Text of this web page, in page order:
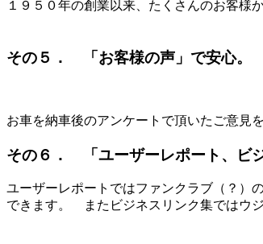
１９５０年の創業以来、たくさんのお客様
その５． 「お客様の声」で安心。
お車を納車後のアンケートで頂いたご意見
その６． 「ユーザーレポート、ビ
ユーザーレポートではファンクラブ（？）
できます。 またビジネスリンク集ではウ